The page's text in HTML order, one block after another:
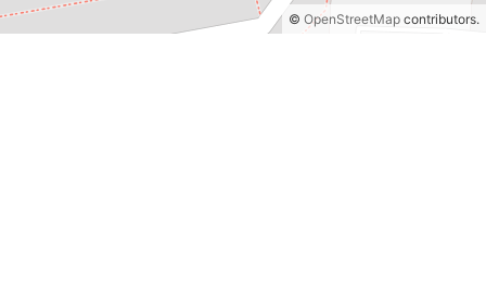
© OpenStreetMap contributors.